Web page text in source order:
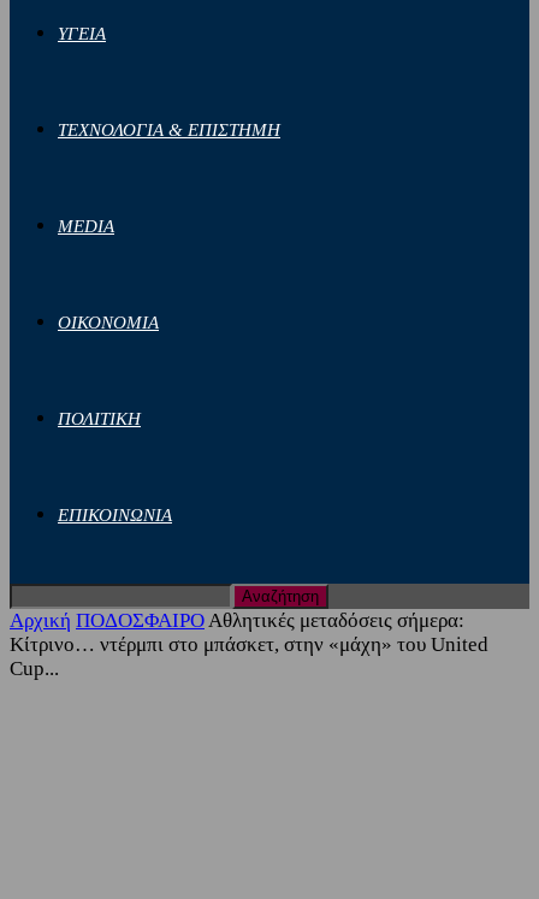
ΥΓΕΙΑ
ΤΕΧΝΟΛΟΓΙΑ & ΕΠΙΣΤΗΜΗ
MEDIA
ΟΙΚΟΝΟΜΙΑ
ΠΟΛΙΤΙΚΗ
ΕΠΙΚΟΙΝΩΝΙΑ
Αρχική ΠΟΔΟΣΦΑΙΡΟΑθλητικές μεταδόσεις σήμερα:
Κίτρινο… ντέρμπι στο μπάσκετ, στην «μάχη» του United
Cup...